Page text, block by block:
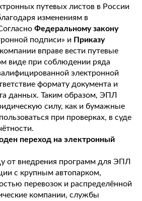
путевых листов в России
изменениям в
Федеральному закону
подписи» и Приказу
вправе вести путевые
виде при соблюдении ряда
электронной
формату документа и
данных. Таким образом, ЭПЛ
силу, как и бумажные
при проверках, в суде
переход на электронный
от внедрения программ для ЭПЛ
с крупным автопарком,
перевозок и распределённой
компании, службы